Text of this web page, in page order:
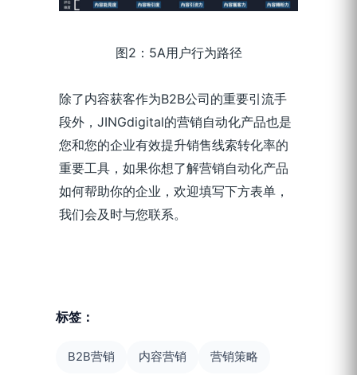
图2：5A用户行为路径
除了内容获客作为B2B公司的重要引流手
段外，JINGdigital的营销自动化产品也是
您和您的企业有效提升销售线索转化率的
重要工具，如果你想了解营销自动化产品
如何帮助你的企业，欢迎填写下方表单，
我们会及时与您联系。
标签：
B2B营销 内容营销 营销策略